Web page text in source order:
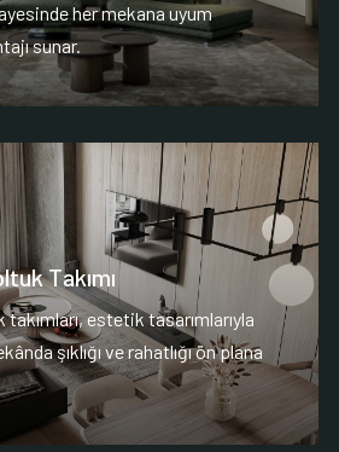
her mekana uyum
sunar.
Takımı
estetik tasarımlarıyla
şıklığı ve rahatlığı ön plana